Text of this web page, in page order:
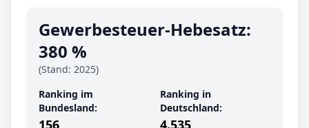
Gewerbe­steuer-Hebe­satz:
380 %
(Stand: 2025)
Ranking im
Bundesland:
156
Ranking in
Deutschland:
4.535